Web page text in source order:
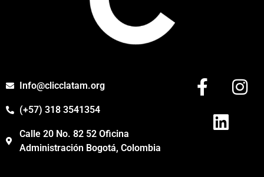
Info@clicclatam.org
(+57) 318 3541354
Calle 20 No. 82 52 Oficina
Administración Bogotá, Colombia